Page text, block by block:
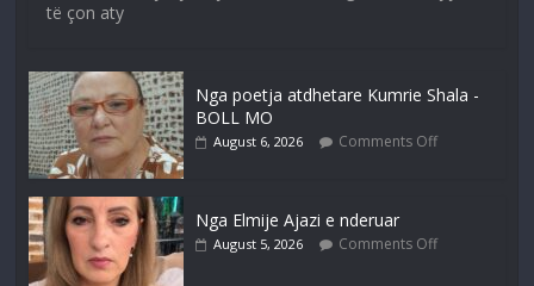
të çon aty
Nga poetja atdhetare Kumrie Shala -
BOLL MO
August 6, 2026 Comments Off
Nga Elmije Ajazi e nderuar
August 5, 2026 Comments Off